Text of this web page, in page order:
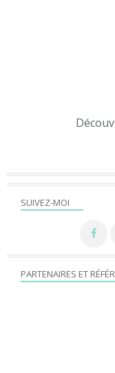
SUIVEZ-MOI
PARTENAIRES ET